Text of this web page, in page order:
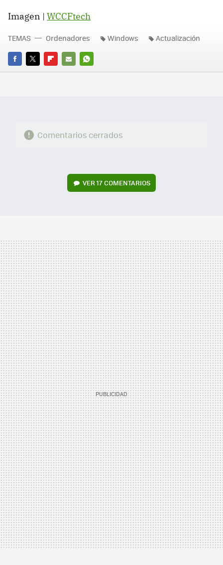
Imagen | WCCFtech
FACEBOOK
TWITTERFLIPBOARD
E-
WHATSAPP
TEMAS Ordenadores Windows Actualización
Comentarios cerrados
VER17 COMENTARIOS